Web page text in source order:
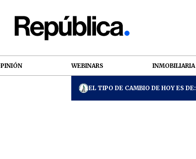
WEBINARS INMOBILIARIA
EL TIPO DE CAMBIO DE HOY ES DE: